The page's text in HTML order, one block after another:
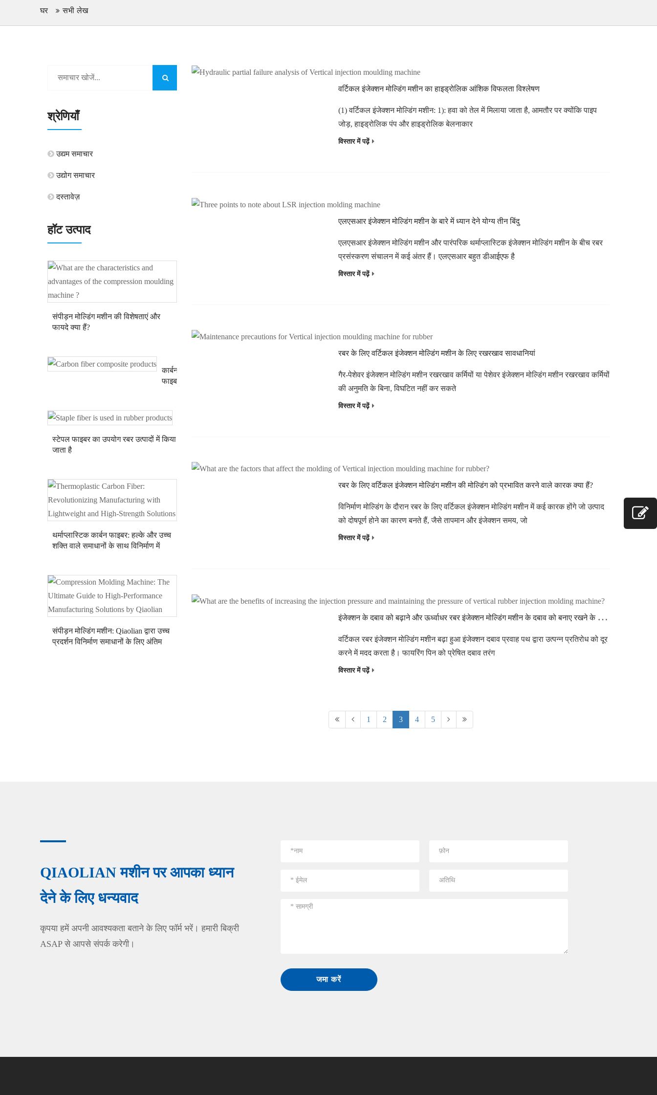
घर सभी लेख
वर्टिकल इंजेक्शन मोल्डिंग मशीन का हाइड्रोलिक आंशिक विफलता विश्लेषण
(1) वर्टिकल इंजेक्शन मोल्डिंग मशीन: 1): हवा को तेल में मिलाया जाता है, आमतौर पर क्योंकि पाइप
जोड़, हाइड्रोलिक पंप और हाइड्रोलिक बेलनाकार
विस्तार में पढ़ें
एलएसआर इंजेक्शन मोल्डिंग मशीन के बारे में ध्यान देने योग्य तीन बिंदु
एलएसआर इंजेक्शन मोल्डिंग मशीन और पारंपरिक थर्माप्लास्टिक इंजेक्शन मोल्डिंग मशीन के बीच रबर
प्रसंस्करण संचालन में कई अंतर हैं। एलएसआर बहुत डीआईएफ है
विस्तार में पढ़ें
रबर के लिए वर्टिकल इंजेक्शन मोल्डिंग मशीन के लिए रखरखाव सावधानियां
गैर-पेशेवर इंजेक्शन मोल्डिंग मशीन रखरखाव कर्मियों या पेशेवर इंजेक्शन मोल्डिंग मशीन रखरखाव कर्मियों
की अनुमति के बिना, विघटित नहीं कर सकते
विस्तार में पढ़ें
रबर के लिए वर्टिकल इंजेक्शन मोल्डिंग मशीन की मोल्डिंग को प्रभावित करने वाले कारक क्या हैं?
विनिर्माण मोल्डिंग के दौरान रबर के लिए वर्टिकल इंजेक्शन मोल्डिंग मशीन में कई कारक होंगे जो उत्पाद
को दोषपूर्ण होने का कारण बनते हैं, जैसे तापमान और इंजेक्शन समय, जो
विस्तार में पढ़ें
इ
ंजेक्शन के दबाव को बढ़ाने और ऊर्ध्वाधर रबर इंजेक्शन मोल्डिंग मशीन के दबाव को बनाए रखने के क्या लाभ हैं?
वर्टिकल रबर इंजेक्शन मोल्डिंग मशीन बढ़ा हुआ इंजेक्शन दबाव प्रवाह पथ द्वारा उत्पन्न प्रतिरोध को दूर
करने में मदद करता है। फायरिंग पिन को प्रेषित दबाव तरंग
विस्तार में पढ़ें
1 2 3 4 5
श्रेणियाँ
उद्यम समाचार
उद्योग समाचार
दस्तावेज़
हॉट उत्पाद
संपीड़न मोल्डिंग मशीन की विशेषताएं और
फायदे क्या हैं?
कार्बन
फाइबर
स्टेपल फाइबर का उपयोग रबर उत्पादों में किया
जाता है
थर्माप्लास्टिक कार्बन फाइबर: हल्के और उच्च
शक्ति वाले समाधानों के साथ विनिर्माण में
संपीड़न मोल्डिंग मशीन: Qiaolian द्वारा उच्च
प्रदर्शन विनिर्माण समाधानों के लिए अंतिम
QIAOLIAN मशीन पर आपका ध्यान
देने के लिए धन्यवाद
कृपया हमें अपनी आवश्यकता बताने के लिए फॉर्म भरें। हमारी बिक्री
ASAP से आपसे संपर्क करेगी।
जमा करें